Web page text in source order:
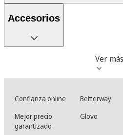
Accesorios
Ver más
Confianza online Betterway
Mejor precio
garantizado
Glovo